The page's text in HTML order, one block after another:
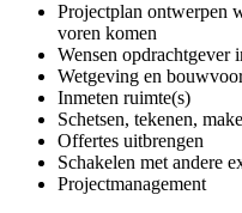
Projectplan ontwerpen
voren komen
Wensen opdrachtgever
Wetgeving en
Inmeten ruimte(s)
Schetsen, tekenen,
Offertes uitbrengen
Schakelen met andere
Projectmanagement